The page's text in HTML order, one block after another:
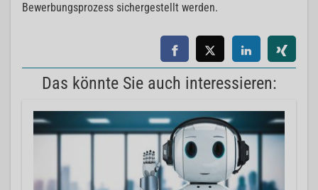
Bewerbungsprozess sichergestellt werden.
Das könnte Sie auch interessieren: